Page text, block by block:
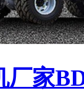
厂家